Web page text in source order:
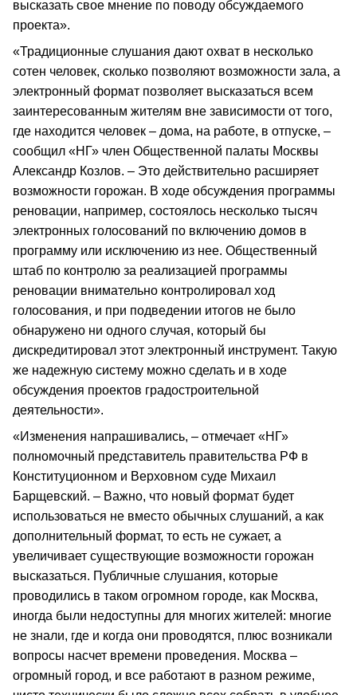
высказать свое мнение по поводу обсуждаемого
проекта».
«Традиционные слушания дают охват в несколько
сотен человек, сколько позволяют возможности зала, а
электронный формат позволяет высказаться всем
заинтересованным жителям вне зависимости от того,
где находится человек – дома, на работе, в отпуске, –
сообщил «НГ» член Общественной палаты Москвы
Александр Козлов. – Это действительно расширяет
возможности горожан. В ходе обсуждения программы
реновации, например, состоялось несколько тысяч
электронных голосований по включению домов в
программу или исключению из нее. Общественный
штаб по контролю за реализацией программы
реновации внимательно контролировал ход
голосования, и при подведении итогов не было
обнаружено ни одного случая, который бы
дискредитировал этот электронный инструмент. Такую
же надежную систему можно сделать и в ходе
обсуждения проектов градостроительной
деятельности».
«Изменения напрашивались, – отмечает «НГ»
полномочный представитель правительства РФ в
Конституционном и Верховном суде Михаил
Барщевский. – Важно, что новый формат будет
использоваться не вместо обычных слушаний, а как
дополнительный формат, то есть не сужает, а
увеличивает существующие возможности горожан
высказаться. Публичные слушания, которые
проводились в таком огромном городе, как Москва,
иногда были недоступны для многих жителей: многие
не знали, где и когда они проводятся, плюс возникали
вопросы насчет времени проведения. Москва –
огромный город, и все работают в разном режиме,